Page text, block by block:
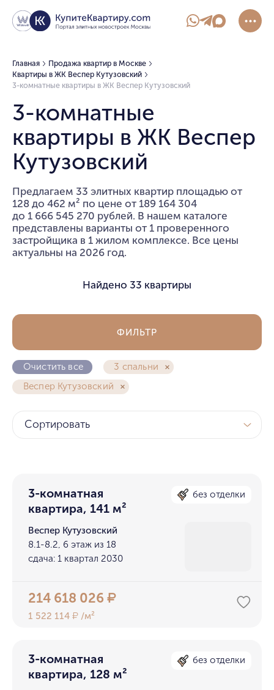
Главная
Продажа квартир в Москве
Квартиры в ЖК Веспер Кутузовский
3-комнатные квартиры в ЖК Веспер Кутузовский
3-комнатные
квартиры в ЖК Веспер
Кутузовский
Предлагаем 33 элитных квартир площадью от
128 до 462 м² по цене от 189 164 304
до 1 666 545 270 рублей. В нашем каталоге
представлены варианты от 1 проверенного
застройщика в 1 жилом комплексе. Все цены
актуальны на 2026 год.
Найдено 33 квартиры
Очистить все
3 спальни
Веспер Кутузовский
ФИЛЬТР
Сортировать
3-комнатная
квартира, 141 м²
без отделки
Веспер Кутузовский
8.1-8.2, 6 этаж из 18
сдача: 1 квартал 2030
214 618 026₽
1 522 114₽ /м²
3-комнатная
квартира, 128 м²
без отделки